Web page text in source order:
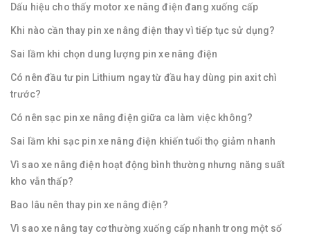
Dấu hiệu cho thấy motor xe nâng điện đang xuống cấp
Khi nào cần thay pin xe nâng điện thay vì tiếp tục sử dụng?
Sai lầm khi chọn dung lượng pin xe nâng điện
Có nên đầu tư pin Lithium ngay từ đầu hay dùng pin axit chì
trước?
Có nên sạc pin xe nâng điện giữa ca làm việc không?
Sai lầm khi sạc pin xe nâng điện khiến tuổi thọ giảm nhanh
Vì sao xe nâng điện hoạt động bình thường nhưng năng suất
kho vẫn thấp?
Bao lâu nên thay pin xe nâng điện?
Vì sao xe nâng tay cơ thường xuống cấp nhanh trong một số